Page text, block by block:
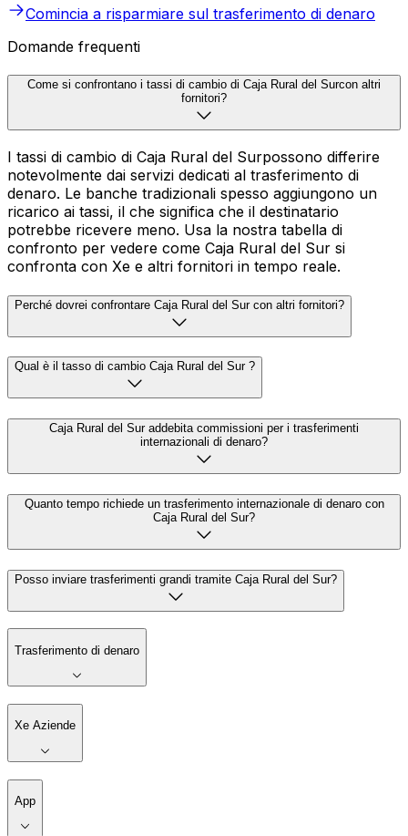
Comincia a risparmiare sul trasferimento di denaro
Domande frequenti
Come si confrontano i tassi di cambio di Caja Rural del Surcon altri
fornitori?
I tassi di cambio di Caja Rural del Surpossono differire
notevolmente dai servizi dedicati al trasferimento di
denaro. Le banche tradizionali spesso aggiungono un
ricarico ai tassi, il che significa che il destinatario
potrebbe ricevere meno. Usa la nostra tabella di
confronto per vedere come Caja Rural del Sur si
confronta con Xe e altri fornitori in tempo reale.
Perché dovrei confrontare Caja Rural del Sur con altri fornitori?
Qual è il tasso di cambio Caja Rural del Sur ?
Caja Rural del Sur addebita commissioni per i trasferimenti
internazionali di denaro?
Quanto tempo richiede un trasferimento internazionale di denaro con
Caja Rural del Sur?
Posso inviare trasferimenti grandi tramite Caja Rural del Sur?
Trasferimento di denaro
Xe Aziende
App